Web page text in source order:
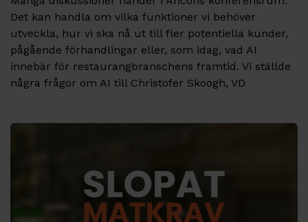
Det kan handla om vilka funktioner vi behöver
utveckla, hur vi ska nå ut till fler potentiella kunder,
pågående förhandlingar eller, som idag, vad AI
innebär för restaurangbranschens framtid. Vi ställde
några frågor om AI till Christofer Skoogh, VD